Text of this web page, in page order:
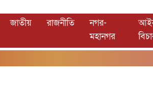
জাতীয় রাজনীতি
নগর-
মহানগর